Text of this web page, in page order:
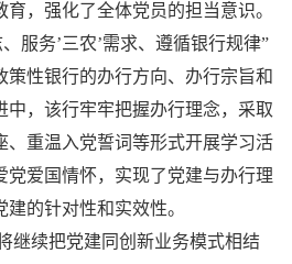
，强化了全体党员的担当意识。
服务’三农’需求、遵循银行规律”
策性银行的办行方向、办行宗旨和
中，该行牢牢把握办行理念，采取
、重温入党誓词等形式开展学习活
党爱国情怀，实现了党建与办行理
的针对性和实效性。
继续把党建同创新业务模式相结